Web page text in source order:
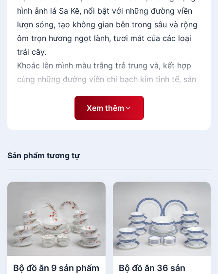
m
(
C
h
ỉ
B
c
s
g
hình ảnh lá Sa Kê, nổi bật với những đường viền
lượn sóng, tạo không gian bên trong sâu và rộng
ôm trọn hương ngọt lành, tươi mát của các loại
trái cây.
Khoác lên mình màu trắng trẻ trung và, kết hợp
cùng những đường viền chỉ bạch kim tinh tế, sản
hữu, vừa tô điểm không gian bàn ăn, bàn tiệc…
thêm đẹp và sang trọng.
Thương hiệu: Minh Long
Họa Tiết: Chỉ Bạch Kim
Lưu ý: Không dùng sản phẩm trong máy rửa chén,
lò vi sóng
Xem thêm
Sản phẩm tương tự
Bộ đồ ăn 9 sản phẩm
Bộ đồ ăn 36 sản